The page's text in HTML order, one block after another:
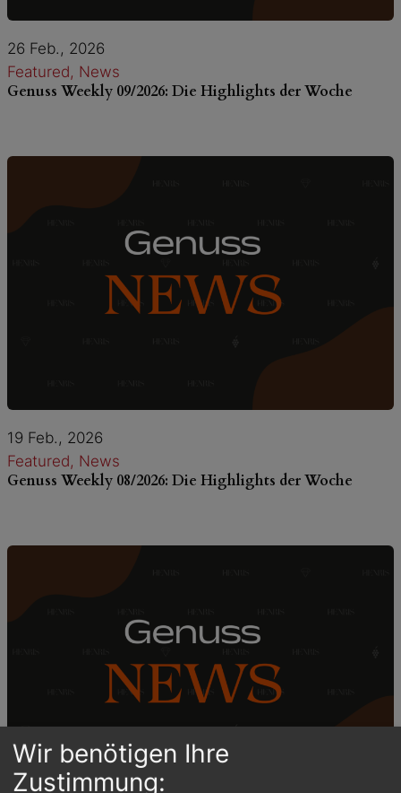
26 Feb., 2026
Featured, News
Genuss Weekly 09/2026: Die Highlights der Woche
19 Feb., 2026
Featured, News
Genuss Weekly 08/2026: Die Highlights der Woche
Wir benötigen Ihre
Zustimmung: